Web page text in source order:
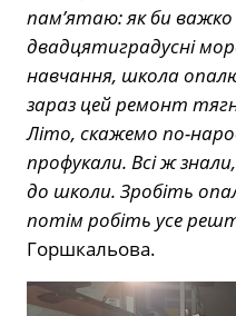
пам’ятаю: як би
двадцятиградусні
навчання, школа
зараз цей ремонт
Літо, скажемо по-
профукали. Всі ж
до школи. Зробіть
потім робіть усе
Горшкальова.